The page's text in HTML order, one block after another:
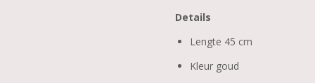
Details
Lengte 45 cm
Kleur goud